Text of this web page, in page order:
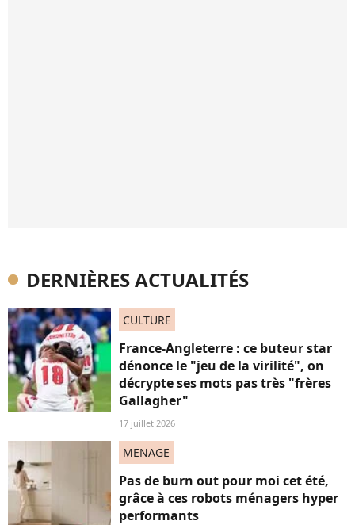
DERNIÈRES ACTUALITÉS
CULTURE
France-Angleterre : ce buteur star
dénonce le "jeu de la virilité", on
décrypte ses mots pas très "frères
Gallagher"
17 juillet 2026
MENAGE
Pas de burn out pour moi cet été,
grâce à ces robots ménagers hyper
performants